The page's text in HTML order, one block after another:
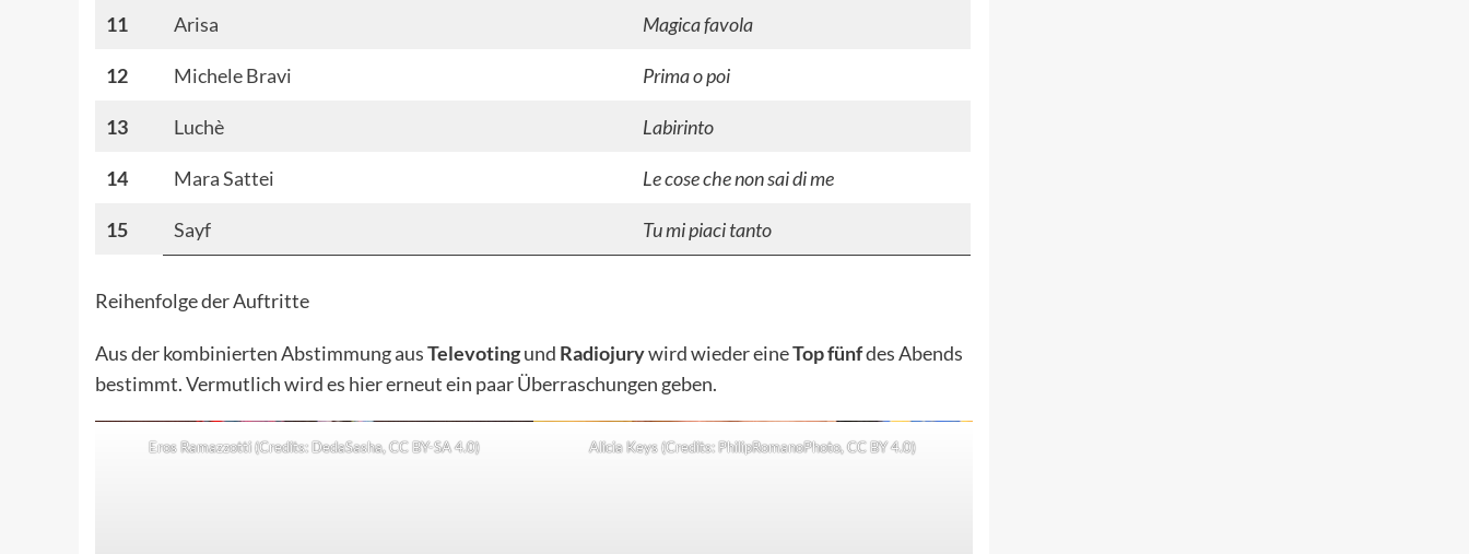
11 Arisa Magica favola
12 Michele Bravi Prima o poi
13 Luchè Labirinto
14 Mara Sattei Le cose che non sai di me
15 Sayf Tu mi piaci tanto
Reihenfolge der Auftritte
Aus der kombinierten Abstimmung ausTelevotingund Radiojurywird wieder eineTop fünfdes Abends
bestimmt. Vermutlich wird es hier erneut ein paar Überraschungen geben.
Eros Ramazzotti (Credits: DedaSasha,CC BY-SA 4.0) Alicia Keys (Credits: PhilipRomanoPhoto,CC BY 4.0)